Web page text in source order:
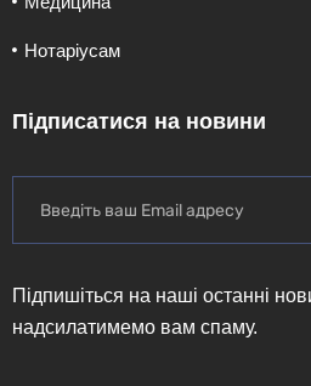
Нотаріусам
Підписатися на новини
Підпишіться на наші останні
надсилатимемо вам спаму.